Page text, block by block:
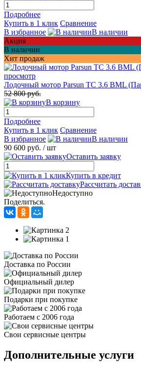
Подробнее
Купить в 1 клик Сравнение
В избранное
В наличии
Акция
В наличии
Хит продаж
просмотр
Лодочный мотор Parsun TC 3.6 BML
52 800 руб.
В корзину
Подробнее
Купить в 1 клик Сравнение
В избранное
В наличии
90 600 руб. / шт
Оставить заявку
Купить в кредит
Рассчитать
Недоступно
Поделиться.
Доставка по России
Официальный дилер
Подарки при покупке
Работаем с 2006 года
Свои сервисные центры
Дополнительные услуги